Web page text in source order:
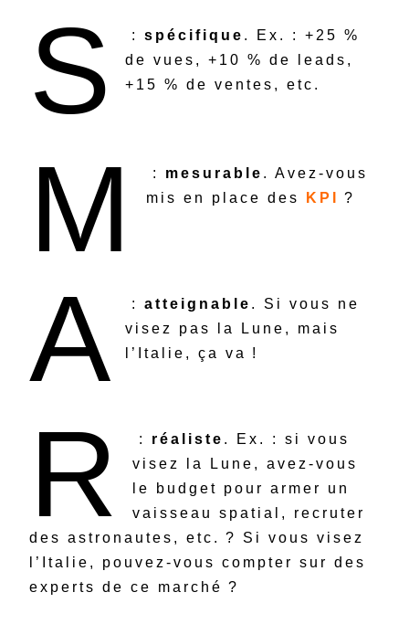
S :spécifique . Ex. : +25 %
de vues, +10 % de leads,
+15 % de ventes, etc.
M : mesurable . Avez-vous
mis en place des
KPI?
A :atteignable . Si vous ne
visez pas la Lune, mais
l’Italie, ça va !
R : réaliste . Ex. : si vous
visez la Lune, avez-vous
le budget pour armer un
vaisseau spatial, recruter
des astronautes, etc. ? Si vous visez
l’Italie, pouvez-vous compter sur des
experts de ce marché ?